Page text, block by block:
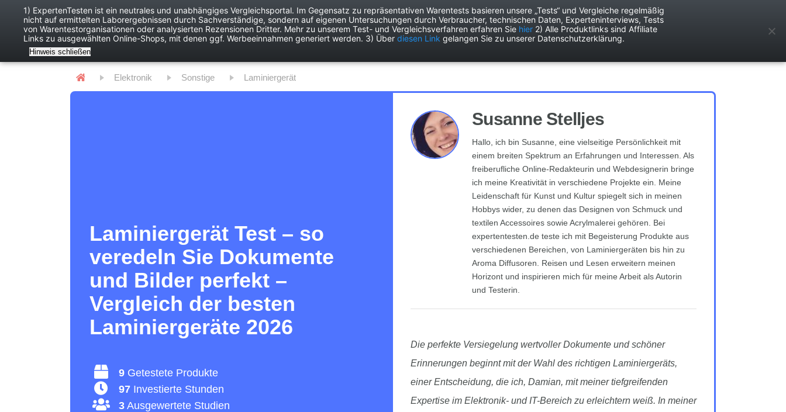
Baby Digitales Drogerie Elektronik Freizeit Garten Haushalt Heimwerken Services
Elektronik Sonstige Laminiergerät
Laminiergerät Test – so
veredeln Sie Dokumente
und Bilder perfekt –
Vergleich der besten
Laminiergeräte 2026
9 Getestete Produkte
97 Investierte Stunden
3 Ausgewertete Studien
Susanne Stelljes
Hallo, ich bin Susanne, eine vielseitige Persönlichkeit mit
einem breiten Spektrum an Erfahrungen und Interessen. Als
freiberufliche Online-Redakteurin und Webdesignerin bringe
ich meine Kreativität in verschiedene Projekte ein. Meine
Leidenschaft für Kunst und Kultur spiegelt sich in meinen
Hobbys wider, zu denen das Designen von Schmuck und
textilen Accessoires sowie Acrylmalerei gehören. Bei
expertentesten.de teste ich mit Begeisterung Produkte aus
verschiedenen Bereichen, von Laminiergeräten bis hin zu
Aroma Diffusoren. Reisen und Lesen erweitern meinen
Horizont und inspirieren mich für meine Arbeit als Autorin
und Testerin.
Die perfekte Versiegelung wertvoller Dokumente und schöner
Erinnerungen beginnt mit der Wahl des richtigen Laminiergeräts,
einer Entscheidung, die ich, Damian, mit meiner tiefgreifenden
Expertise im Elektronik- und IT-Bereich zu erleichtern weiß. In meiner
1) ExpertenTesten ist ein neutrales und unabhängiges Vergleichsportal. Im Gegensatz zu repräsentativen Warentests basieren unsere „Tests“ und Vergleiche regelmäßig
nicht auf ermittelten Laborergebnissen durch Sachverständige, sondern auf eigenen Untersuchungen durch Verbraucher, technischen Daten, Experteninterviews, Tests
von Warentestorganisationen oder analysierten Rezensionen Dritter. Mehr zu unserem Test- und Vergleichsverfahren erfahren Sie hier 2) Alle Produktlinks sind Affiliate
Links zu ausgewählten Online-Shops, mit denen ggf. Werbeeinnahmen generiert werden. 3) Überdiesen Link gelangen Sie zu unserer Datenschutzerklärung.
Hinweis schließen